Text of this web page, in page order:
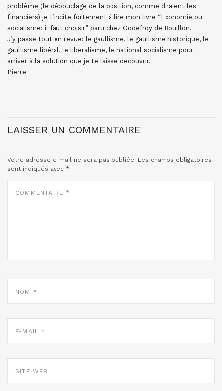
problème (le débouclage de la position, comme diraient les
financiers) je t’incite fortement à lire mon livre “Economie ou
socialisme: il faut choisir” paru chez Godefroy de Bouillon.
J’y passe tout en revue: le gaullisme, le gaullisme historique, le
gaullisme libéral, le libéralisme, le national socialisme pour
arriver à la solution que je te laisse découvrir.
Pierre
LAISSER UN COMMENTAIRE
Votre adresse e-mail ne sera pas publiée. Les champs obligatoires
sont indiqués avec *
MAIL
WEB